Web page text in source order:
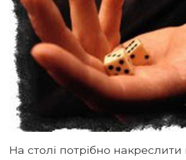
На столі потрібно